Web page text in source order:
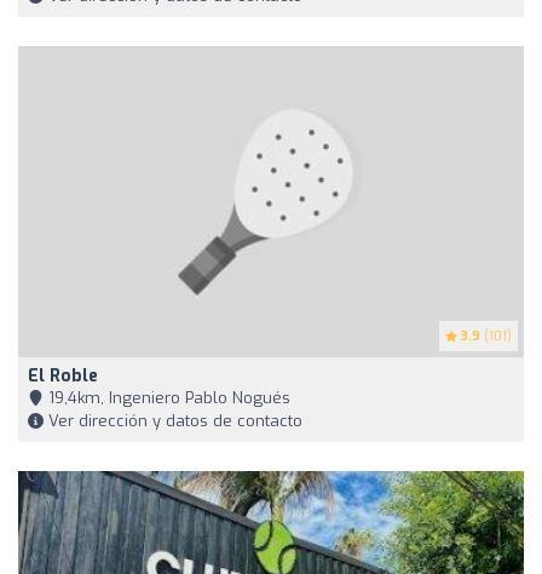
3.9 (101)
El Roble
19,4km, Ingeniero Pablo Nogués
Ver dirección y datos de contacto